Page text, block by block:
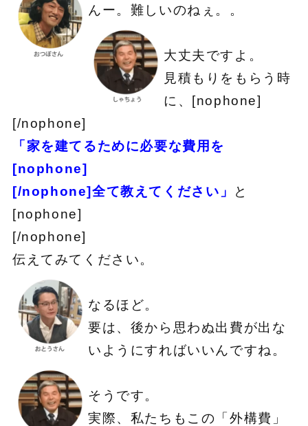
んー。難しいのねぇ。。
大丈夫ですよ。
見積もりをもらう時
に、[nophone]
[/nophone]
「家を建てるために必要な費用を
[nophone]
[/nophone]全て教えてください」
と
[nophone]
[/nophone]
伝えてみてください。
なるほど。
要は、後から思わぬ出費が出な
いようにすればいいんですね。
そうです。
実際、私たちもこの「外構費」